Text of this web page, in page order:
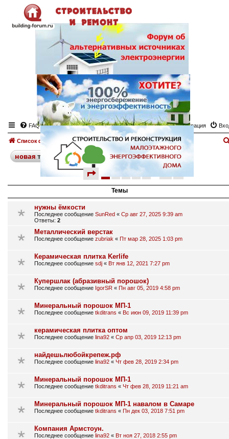
FAQ Регистрация
Список форумов Стройматериалы Доска объявлений "Стройматериалы"
новаятема поискрасширенный
1 из 17
Темы
нужны ёмкости
Последнее сообщение SunRed « Ср авг 27, 2025 9:39 am
Ответы: 2
Металлический верстак
Последнее сообщение zubriak « Пт мар 28, 2025 1:03 pm
Керамическая плитка Kerlife
Последнее сообщение sdj « Вт янв 12, 2021 7:27 pm
Купершлак (абразивный порошок)
Последнее сообщение IgorSR « Пн авг 05, 2019 4:58 pm
Минеральный порошок МП-1
Последнее сообщение tkditrans « Вс июн 09, 2019 11:39 pm
керамическая плитка оптом
Последнее сообщение lina92 « Ср апр 03, 2019 12:13 pm
найдешьлюбойкрепеж.рф
Последнее сообщение lina92 « Чт фев 28, 2019 2:34 pm
Минеральный порошок МП-1
Последнее сообщение tkditrans « Чт фев 28, 2019 11:21 am
Минеральный порошок МП-1 навалом в Самаре
Последнее сообщение tkditrans « Пн дек 03, 2018 7:51 pm
Компания Армстоун.
Последнее сообщение lina92 « Вт ноя 27, 2018 2:55 pm